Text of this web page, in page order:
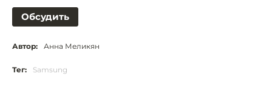
Обсудить
Автор: Анна Меликян
Тег: Samsung